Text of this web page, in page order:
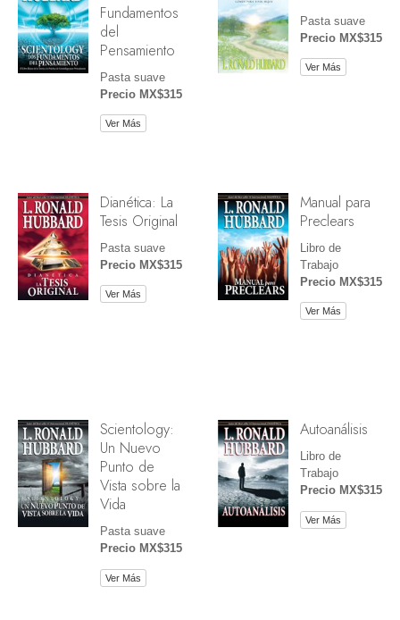
Fundamentos
del
Pensamiento
Pasta suave
Precio MX$315
Ver Más
Pasta suave
Precio MX$315
Ver Más
Dianética: La
Tesis Original
Pasta suave
Precio MX$315
Ver Más
Manual para
Preclears
Libro de
Trabajo
Precio MX$315
Ver Más
Scientology:
Un Nuevo
Punto de
Vista sobre la
Vida
Pasta suave
Precio MX$315
Ver Más
Autoanálisis
Libro de
Trabajo
Precio MX$315
Ver Más